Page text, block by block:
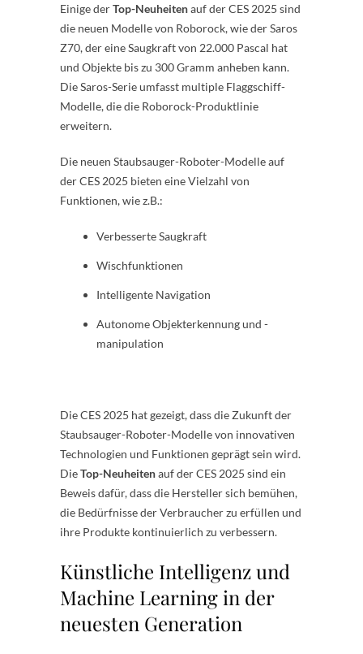
Einige derTop-Neuheitenauf der CES 2025 sind
die neuen Modelle von Roborock, wie der Saros
Z70, der eine Saugkraft von 22.000 Pascal hat
und Objekte bis zu 300 Gramm anheben kann.
Die Saros-Serie umfasst multiple Flaggschiff-
Modelle, die die Roborock-Produktlinie
erweitern.
Die neuen Staubsauger-Roboter-Modelle auf
der CES 2025 bieten eine Vielzahl von
Funktionen, wie z.B.:
Verbesserte Saugkraft
Wischfunktionen
Intelligente Navigation
Autonome Objekterkennung und -
manipulation
Die CES 2025 hat gezeigt, dass die Zukunft der
Staubsauger-Roboter-Modelle von innovativen
Technologien und Funktionen geprägt sein wird.
DieTop-Neuheitenauf der CES 2025 sind ein
Beweis dafür, dass die Hersteller sich bemühen,
die Bedürfnisse der Verbraucher zu erfüllen und
ihre Produkte kontinuierlich zu verbessern.
Künstliche Intelligenz und
Machine Learning in der
neuesten Generation